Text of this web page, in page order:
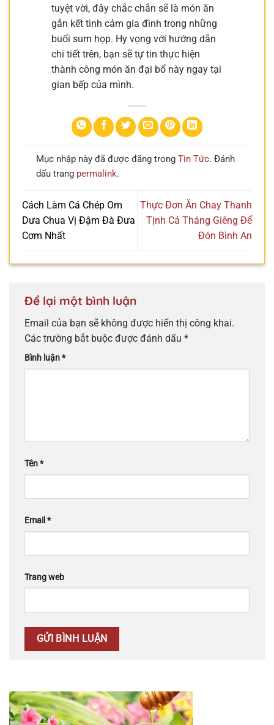
tuyệt vời, đây chắc chắn sẽ là món ăn
gắn kết tình cảm gia đình trong những
buổi sum họp. Hy vọng với hướng dẫn
chi tiết trên, bạn sẽ tự tin thực hiện
thành công món ăn đại bổ này ngay tại
gian bếp của mình.
Mục nhập này đã được đăng trong Tin Tức. Đánh
dấu trang permalink.
Cách Làm Cá Chép Om
Dưa Chua Vị Đậm Đà Đưa
Cơm Nhất
Thực Đơn Ăn Chay Thanh
Tịnh Cả Tháng Giêng Để
Đón Bình An
Để lại một bình luận
Email của bạn sẽ không được hiển thị công khai.
Các trường bắt buộc được đánh dấu *
Bình luận*
Tên*
Email *
Trang web